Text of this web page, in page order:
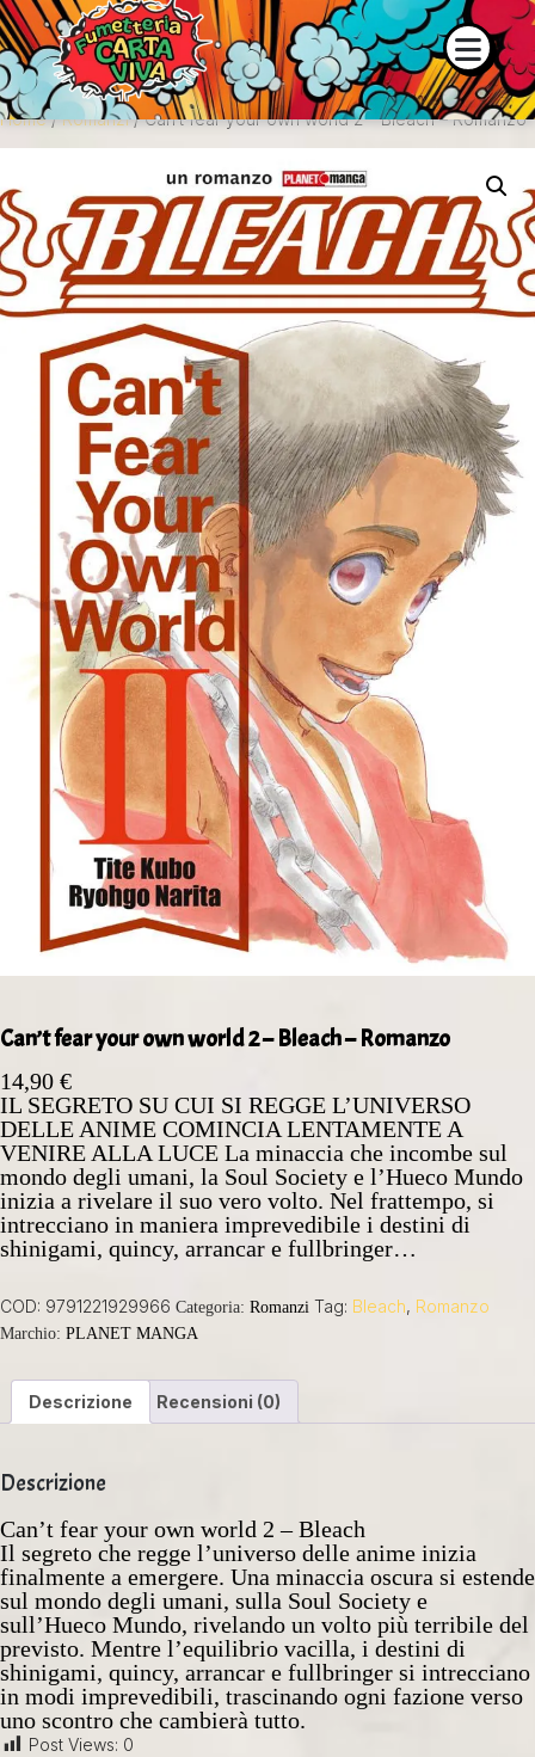
la disponibilità dei prodotti contattaci su WhatsApp o
Home/Romanzi/ Can’t fear your own world 2 – Bleach – Romanzo
Can’t fear your own world 2 – Bleach – Romanzo
14,90 €
IL SEGRETO SU CUI SI REGGE L’UNIVERSO
DELLE ANIME COMINCIA LENTAMENTE A
VENIRE ALLA LUCE La minaccia che incombe sul
mondo degli umani, la Soul Society e l’Hueco Mundo
inizia a rivelare il suo vero volto. Nel frattempo, si
intrecciano in maniera imprevedibile i destini di
shinigami, quincy, arrancar e fullbringer…
COD: 9791221929966 Categoria: Romanzi Tag: Bleach, Romanzo
Marchio: PLANET MANGA
Descrizione Recensioni (0)
Descrizione
Can’t fear your own world 2 – Bleach
Il segreto che regge l’universo delle anime inizia
finalmente a emergere. Una minaccia oscura si estende
sul mondo degli umani, sulla Soul Society e
sull’Hueco Mundo, rivelando un volto più terribile del
previsto. Mentre l’equilibrio vacilla, i destini di
shinigami, quincy, arrancar e fullbringer si intrecciano
in modi imprevedibili, trascinando ogni fazione verso
uno scontro che cambierà tutto.
Post Views: 0